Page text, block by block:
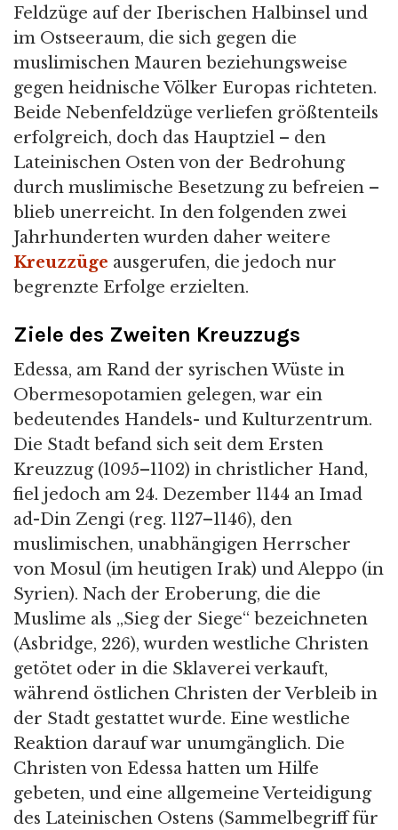
Feldzüge auf der Iberischen Halbinsel und
im Ostseeraum, die sich gegen die
muslimischen Mauren beziehungsweise
gegen heidnische Völker Europas richteten.
Beide Nebenfeldzüge verliefen größtenteils
erfolgreich, doch das Hauptziel – den
Lateinischen Osten von der Bedrohung
durch muslimische Besetzung zu befreien –
blieb unerreicht. In den folgenden zwei
Jahrhunderten wurden daher weitere
Kreuzzüge ausgerufen, die jedoch nur
begrenzte Erfolge erzielten.
Ziele des Zweiten Kreuzzugs
Edessa, am Rand der syrischen Wüste in
Obermesopotamien gelegen, war ein
bedeutendes Handels- und Kulturzentrum.
Die Stadt befand sich seit dem Ersten
Kreuzzug (1095–1102) in christlicher Hand,
fiel jedoch am 24. Dezember 1144 an Imad
ad-Din Zengi (reg. 1127–1146), den
muslimischen, unabhängigen Herrscher
von Mosul (im heutigen Irak) und Aleppo (in
Syrien). Nach der Eroberung, die die
Muslime als „Sieg der Siege“ bezeichneten
(Asbridge, 226), wurden westliche Christen
getötet oder in die Sklaverei verkauft,
während östlichen Christen der Verbleib in
der Stadt gestattet wurde. Eine westliche
Reaktion darauf war unumgänglich. Die
Christen von Edessa hatten um Hilfe
gebeten, und eine allgemeine Verteidigung
des Lateinischen Ostens (Sammelbegriff für